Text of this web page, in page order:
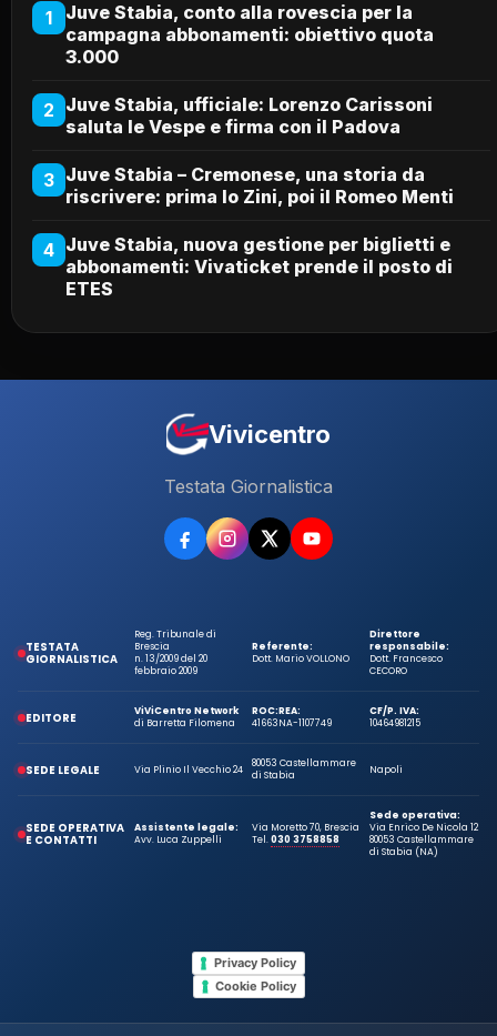
1
Juve Stabia, conto alla rovescia per la
campagna abbonamenti: obiettivo quota
3.000
2 Juve Stabia, ufficiale: Lorenzo Carissoni
saluta le Vespe e firma con il Padova
3 Juve Stabia – Cremonese, una storia da
riscrivere: prima lo Zini, poi il Romeo Menti
4 Juve Stabia, nuova gestione per biglietti e
abbonamenti: Vivaticket prende il posto di
ETES
Vivicentro
Testata Giornalistica
TESTATA
GIORNALISTICA
Reg. Tribunale di
Brescia
n. 13/2009 del 20
febbraio 2009
Referente:
Dott. Mario VOLLONO
Direttore
responsabile:
Dott. Francesco
CECORO
EDITORE
ViViCentro Network
di Barretta Filomena
ROC:
41663
REA:
NA-1107749
CF/P. IVA:
10464981215
SEDE LEGALE Via Plinio Il Vecchio 24
80053 Castellammare
di Stabia
Napoli
SEDE OPERATIVA
E CONTATTI
Assistente legale:
Avv. Luca Zuppelli
Via Moretto 70, Brescia
Tel.030 3758858
Sede operativa:
Via Enrico De Nicola 12
80053 Castellammare
di Stabia (NA)
Privacy Policy
Cookie Policy